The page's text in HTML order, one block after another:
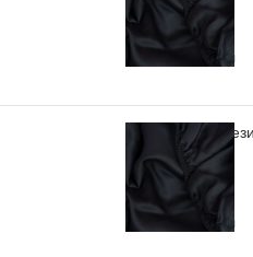
8.870₽
1 в наличии
Простыня на
180х200
10.070 ₽
1 в наличии